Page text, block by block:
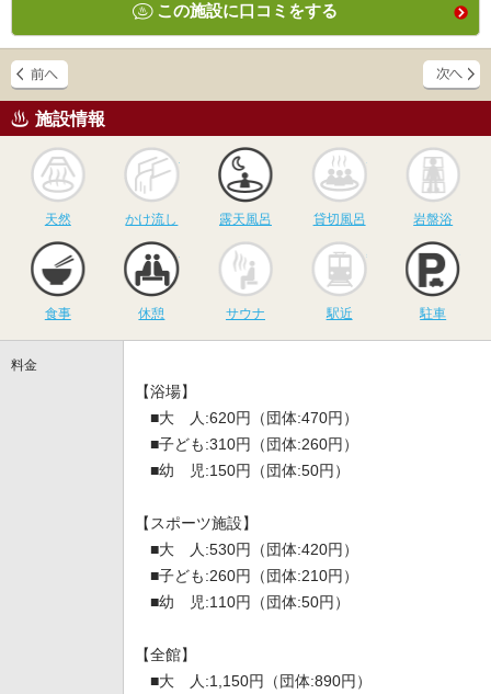
この施設に口コミをする
施設情報
天然
かけ流し
かけ流し
露天風呂
露天風呂
貸切風呂
貸切風呂 岩盤浴
食事 休憩
サウナ
サウナ 駅近 駐車
料金
【浴場】
■大 人:620円（団体:470円）
■子ども:310円（団体:260円）
■幼 児:150円（団体:50円）
【スポーツ施設】
■大 人:530円（団体:420円）
■子ども:260円（団体:210円）
■幼 児:110円（団体:50円）
【全館】
■大 人:1,150円（団体:890円）